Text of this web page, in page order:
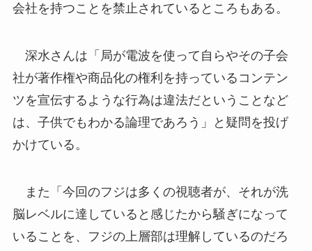
会社を持つことを禁止されているところもある。
深水さんは「局が電波を使って自らやその子会
社が著作権や商品化の権利を持っているコンテン
ツを宣伝するような行為は違法だということなど
は、子供でもわかる論理であろう」と疑問を投げ
かけている。
また「今回のフジは多くの視聴者が、それが洗
脳レベルに達していると感じたから騒ぎになって
いることを、フジの上層部は理解しているのだろ